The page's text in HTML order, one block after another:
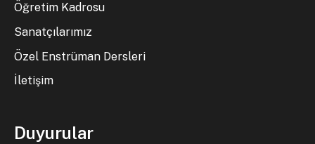
Öğretim Kadrosu
Sanatçılarımız
Özel Enstrüman Dersleri
İletişim
Duyurular